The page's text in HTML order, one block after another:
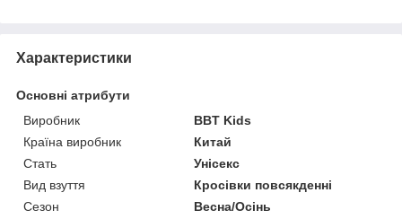
Характеристики
Основні атрибути
Виробник
BBT Kids
Країна виробник
Китай
Стать
Унісекс
Вид взуття
Кросівки повсякденні
Сезон
Весна/Осінь